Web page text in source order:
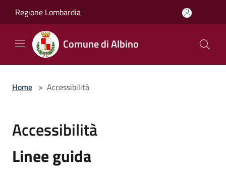
Regione Lombardia
Comune di Albino
Home > Accessibilità
Accessibilità
Linee guida